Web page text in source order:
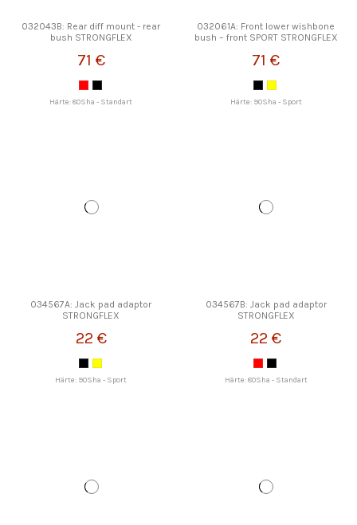
032043B: Rear diff mount - rear
bush STRONGFLEX
71 €
Härte: 80Sha - Standart
032061A: Front lower wishbone
bush – front SPORT STRONGFLEX
71 €
Härte: 90Sha - Sport
034567A: Jack pad adaptor
STRONGFLEX
22 €
Härte: 90Sha - Sport
034567B: Jack pad adaptor
STRONGFLEX
22 €
Härte: 80Sha - Standart